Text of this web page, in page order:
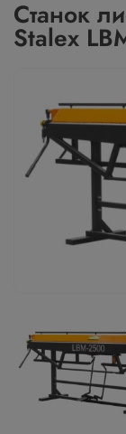
Станок
Stalex